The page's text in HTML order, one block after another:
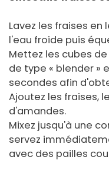
Lavez les fraises
l'eau froide puis
Mettez les cubes
de type « blender »
secondes afin
Ajoutez les fraises,
d'amandes.
Mixez jusqu'à une
servez
avec des pailles